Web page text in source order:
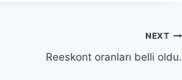
NEXT
Reeskont oranları belli oldu.